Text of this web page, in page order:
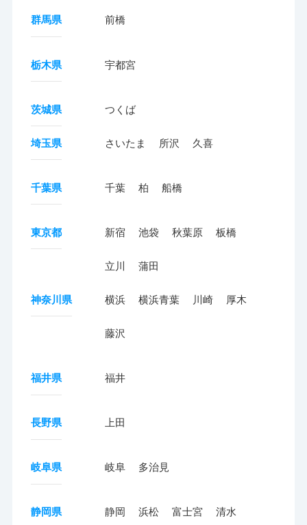
群馬県 前橋
栃木県 宇都宮
茨城県 つくば
埼玉県 さいたま 所沢 久喜
千葉県 千葉 柏 船橋
東京都 新宿 池袋 秋葉原 板橋
立川 蒲田
神奈川県 横浜 横浜青葉 川崎 厚木
藤沢
福井県 福井
長野県 上田
岐阜県 岐阜 多治見
静岡県 静岡 浜松 富士宮 清水